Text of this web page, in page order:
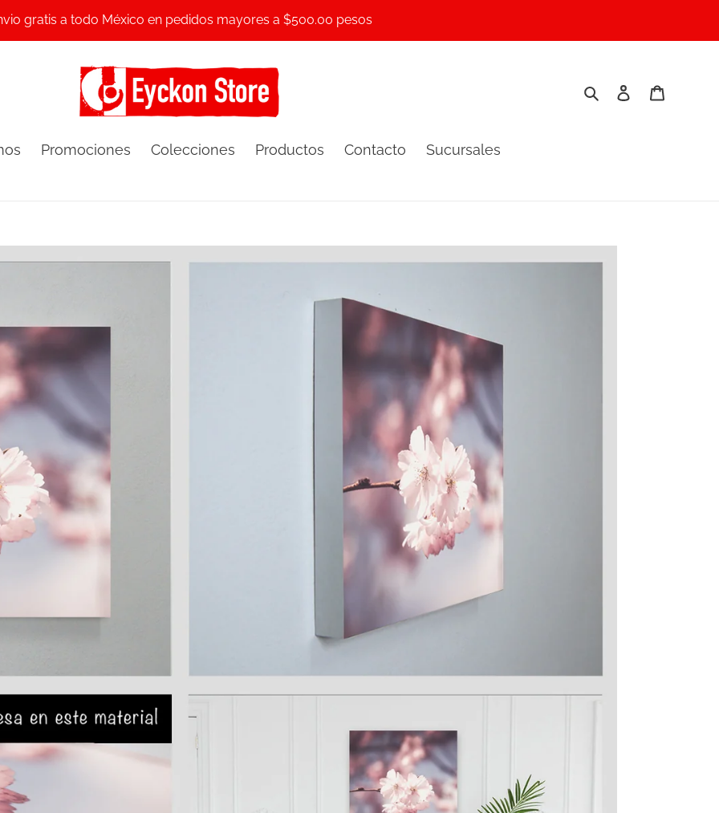
gratis a todo México en pedidos mayores a $500.00 pesos
BuscarIngresar
Promociones Colecciones Productos Contacto Sucursales